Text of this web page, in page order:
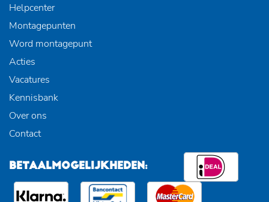
Helpcenter
Montagepunten
Word montagepunt
Acties
Vacatures
Kennisbank
Over ons
Contact
BETAALMOGELIJKHEDEN: